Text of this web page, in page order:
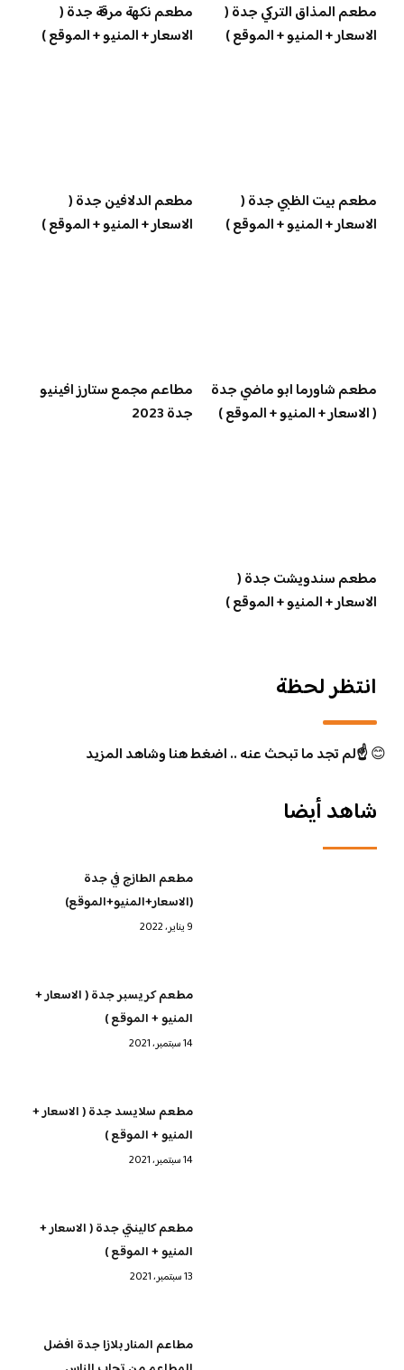
مطعم المذاق التركي جدة (
الاسعار + المنيو + الموقع )
مطعم نكهة مرقة جدة (
الاسعار + المنيو + الموقع )
مطعم بيت الظبي جدة (
الاسعار + المنيو + الموقع )
مطعم الدلافين جدة (
الاسعار + المنيو + الموقع )
مطعم شاورما ابو ماضي جدة
( الاسعار + المنيو + الموقع )
مطاعم مجمع ستارز افينيو
جدة 2023
مطعم سندويشت جدة (
الاسعار + المنيو + الموقع )
انتظر لحظة
😊☝️لم تجد ما تبحث عنه .. اضغط هنا وشاهد المزيد
شاهد أيضا
مطعم الطازج في جدة
(الاسعار+المنيو+الموقع)
9 يناير، 2022
مطعم كريسبر جدة ( الاسعار +
المنيو + الموقع )
14 سبتمبر، 2021
مطعم سلايسد جدة ( الاسعار +
المنيو + الموقع )
14 سبتمبر، 2021
مطعم كالينتي جدة ( الاسعار +
المنيو + الموقع )
13 سبتمبر، 2021
مطاعم المنار بلازا جدة افضل